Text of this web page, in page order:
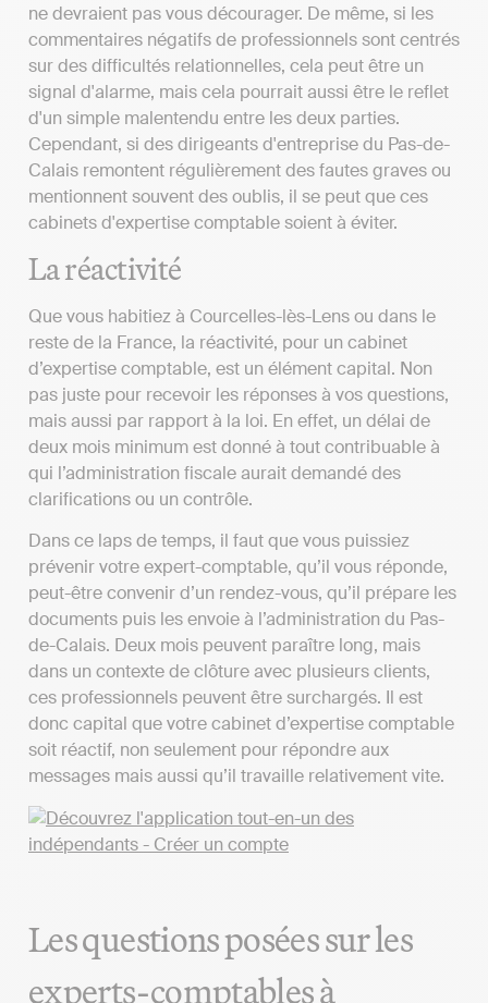
ne devraient pas vous décourager. De même, si les
commentaires négatifs de professionnels sont centrés
sur des difficultés relationnelles, cela peut être un
signal d'alarme, mais cela pourrait aussi être le reflet
d'un simple malentendu entre les deux parties.
Cependant, si des dirigeants d'entreprise du Pas-de-
Calais remontent régulièrement des fautes graves ou
mentionnent souvent des oublis, il se peut que ces
cabinets d'expertise comptable soient à éviter.
La réactivité
Que vous habitiez à Courcelles-lès-Lens ou dans le
reste de la France, la réactivité, pour un cabinet
d’expertise comptable, est un élément capital. Non
pas juste pour recevoir les réponses à vos questions,
mais aussi par rapport à la loi. En effet, un délai de
deux mois minimum est donné à tout contribuable à
qui l’administration fiscale aurait demandé des
clarifications ou un contrôle.
Dans ce laps de temps, il faut que vous puissiez
prévenir votre expert-comptable, qu’il vous réponde,
peut-être convenir d’un rendez-vous, qu’il prépare les
documents puis les envoie à l’administration du Pas-
de-Calais. Deux mois peuvent paraître long, mais
dans un contexte de clôture avec plusieurs clients,
ces professionnels peuvent être surchargés. Il est
donc capital que votre cabinet d’expertise comptable
soit réactif, non seulement pour répondre aux
messages mais aussi qu’il travaille relativement vite.
Les questions posées sur les
experts-comptables à